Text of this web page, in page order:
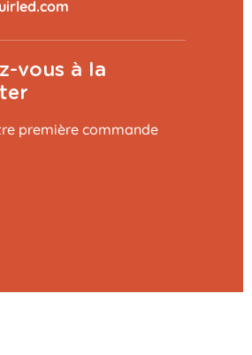
vous à la
première commande